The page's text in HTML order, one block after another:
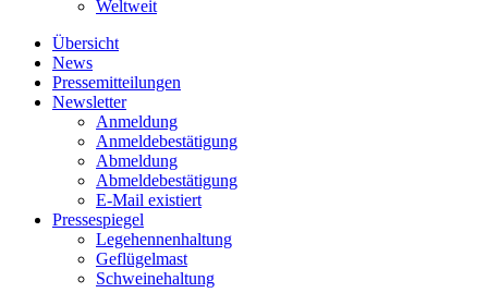
Weltweit
Übersicht
News
Pressemitteilungen
Newsletter
Anmeldung
Anmeldebestätigung
Abmeldung
Abmeldebestätigung
E-Mail existiert
Pressespiegel
Legehennenhaltung
Geflügelmast
Schweinehaltung